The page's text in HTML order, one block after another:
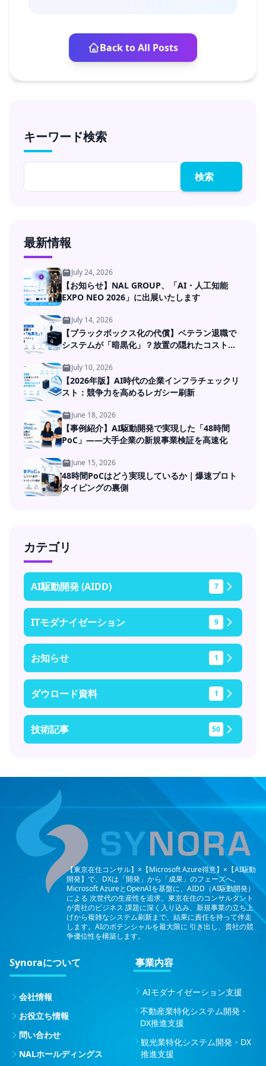
Back to All Posts
キーワード検索
最新情報
July 24, 2026
【お知らせ】NAL GROUP、「AI・人工知能
EXPO NEO 2026」に出展いたします
July 14, 2026
【ブラックボックス化の代償】ベテラン退職で
システムが「暗黒化」？放置の隠れたコストと
July 10, 2026
【2026年版】AI時代の企業インフラチェックリ
スト：競争力を高めるレガシー刷新
June 18, 2026
【事例紹介】AI駆動開発で実現した「48時間
PoC」――大手企業の新規事業検証を高速化
June 15, 2026
48時間PoCはどう実現しているか｜爆速プロト
タイピングの裏側
カテゴリ
AI駆動開発 (AIDD) 7
ITモダナイゼーション 9
お知らせ 1
ダウロード資料 1
技術記事 50
【東京在住コンサル】×【Microsoft Azure得意】×【AI駆動
開発】で、DXは「開発」から「成果」のフェーズへ。
Microsoft AzureとOpenAIを基盤に、AIDD（AI駆動開発）
による 次世代の生産性を追求。東京在住のコンサルタント
が貴社のビジネス 課題に深く入り込み、新規事業の立ち上
げから複雑なシステム刷新まで、結果に責任を持って伴走
します。AIのポテンシャルを最大限に 引き出し、貴社の競
争優位性を構築します。
Synoraについて
会社情報
お役立ち情報
問い合わせ
NALホールディングス
事業内容
AIモダナイゼーション支援
不動産業特化システム開発・
DX推進支援
観光業特化システム開発・DX
推進支援